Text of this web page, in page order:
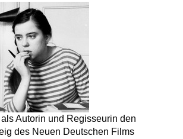
Autorin und Regisseurin den
des Neuen Deutschen Films